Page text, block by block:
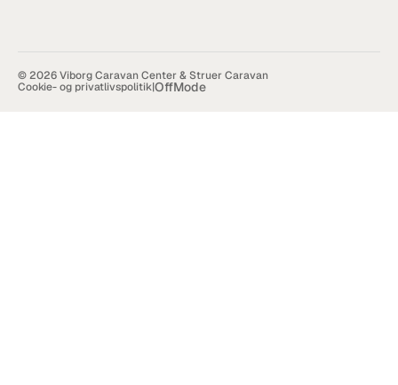
© 2026 Viborg Caravan Center & Struer Caravan
Cookie- og privatlivspolitik|OffMode